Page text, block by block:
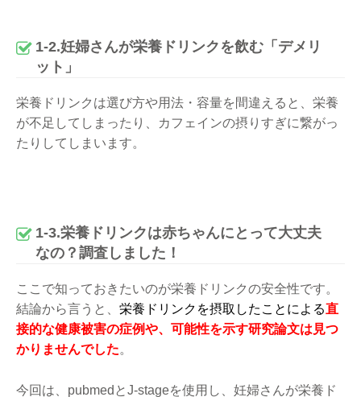
1-2.妊婦さんが栄養ドリンクを飲む「デメリ
ット」
栄養ドリンクは選び方や用法・容量を間違えると、栄養
が不足してしまったり、カフェインの摂りすぎに繋がっ
たりしてしまいます。
1-3.栄養ドリンクは赤ちゃんにとって大丈夫
なの？調査しました！
ここで知っておきたいのが栄養ドリンクの安全性です。
結論から言うと、 栄養ドリンクを摂取したことによる直
接的な健康被害の症例や、可能性を示す研究論文は見つ
かりませんでした。
今回は、pubmedとJ-stageを使用し、妊婦さんが栄養ド